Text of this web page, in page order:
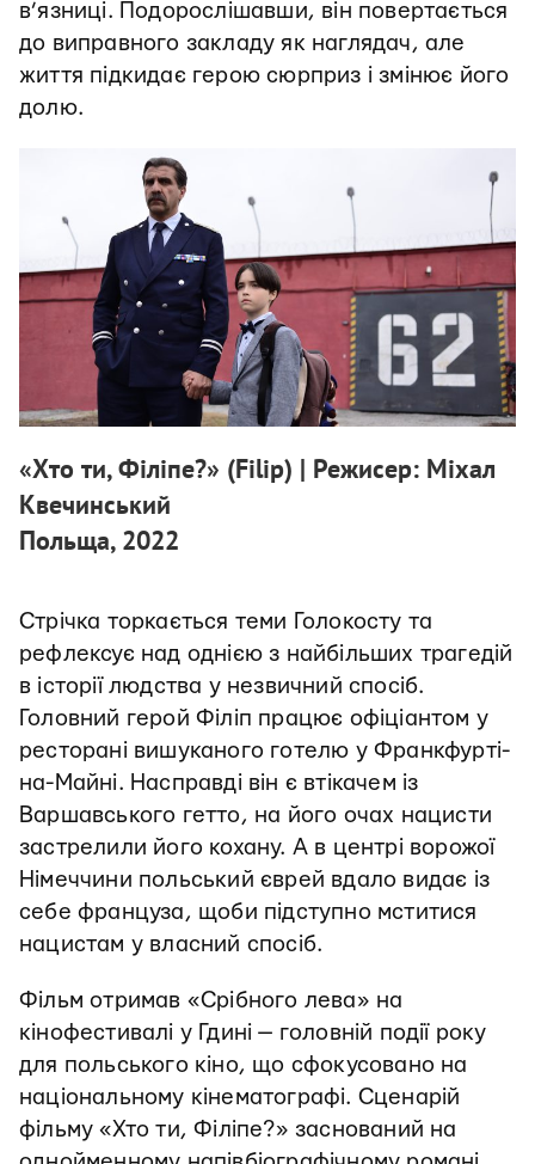
в’язниці. Подорослішавши, він повертається
до виправного закладу як наглядач, але
життя підкидає герою сюрприз і змінює його
долю.
«Хто ти, Філіпе?» (Filip) | Режисер: Міхал
Квечинський
Польща, 2022
Стрічка торкається теми Голокосту та
рефлексує над однією з найбільших трагедій
в історії людства у незвичний спосіб.
Головний герой Філіп працює офіціантом у
ресторані вишуканого готелю у Франкфурті-
на-Майні. Насправді він є втікачем із
Варшавського гетто, на його очах нацисти
застрелили його кохану. А в центрі ворожої
Німеччини польський єврей вдало видає із
себе француза, щоби підступно мститися
нацистам у власний спосіб.
Фільм отримав «Срібного лева» на
кінофестивалі у Гдині — головній події року
для польського кіно, що сфокусовано на
національному кінематографі. Сценарій
фільму «Хто ти, Філіпе?» заснований на